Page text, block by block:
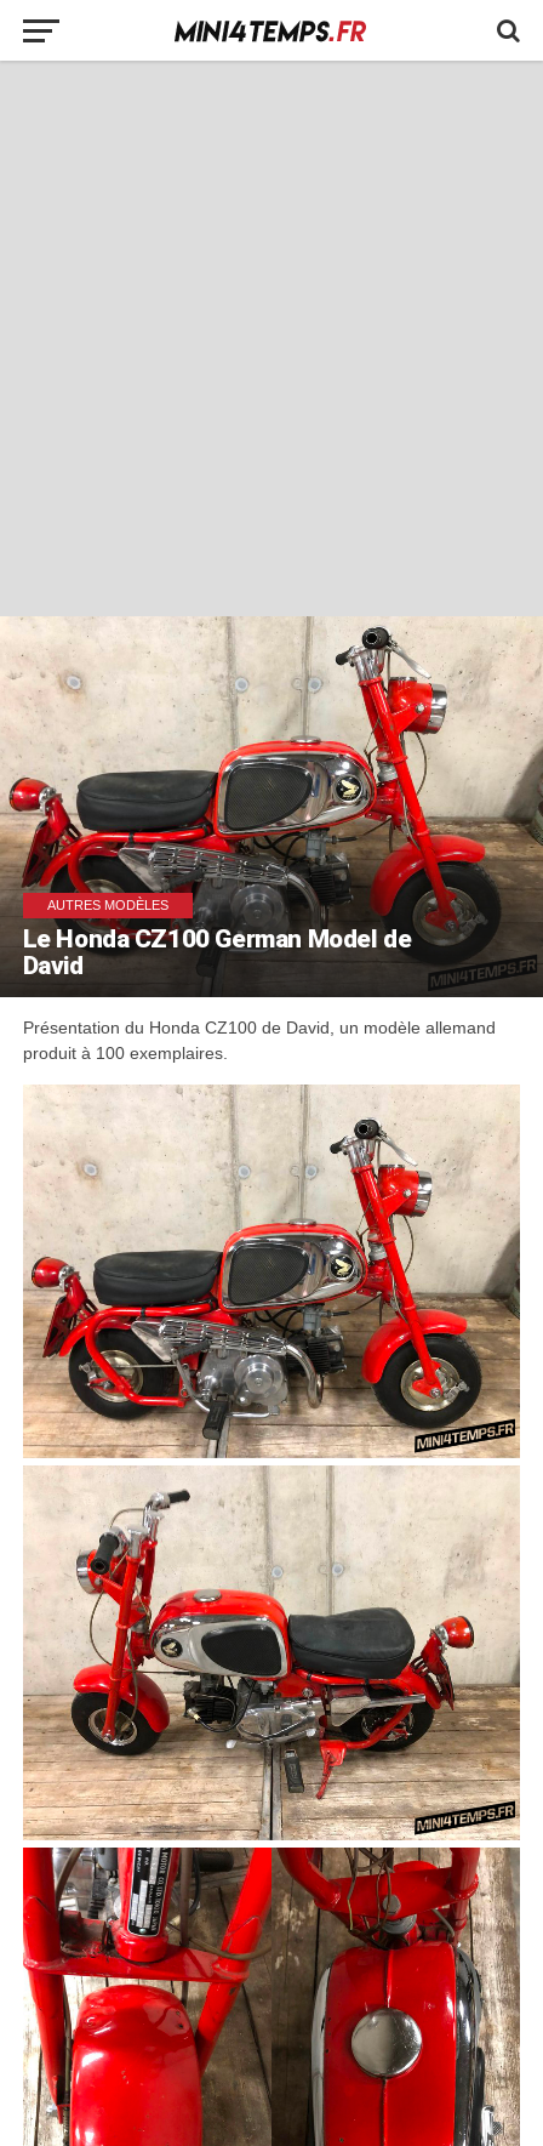
AUTRES MODÈLES
Le Honda CZ100 German Model de
David
Présentation du Honda CZ100 de David, un modèle allemand
produit à 100 exemplaires.